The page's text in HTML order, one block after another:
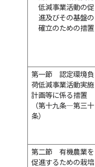
低減事業活動の促
進及びその基盤の
確立のための措置
第一節 認定環境負
荷低減事業活動実施
計画等に係る措置
（第十九条―第三十
条）
第二節 有機農業を
促進するための栽培